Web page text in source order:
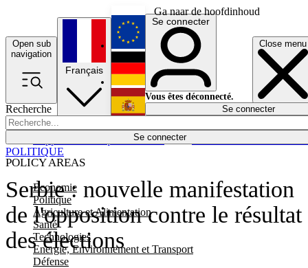
Ga naar de hoofdinhoud
Open sub
navigation
Close menu
Recherche
Se connecter
POLICY AREAS
Economie
Politique
Agriculture et Alimentation
Santé
Technologies
Energie, Environnement et Transport
Défense
Économie
Français
English
Deutsch
Español
Se connecter
Vous êtes déconnecté.
Se connecter
Serbie : nouvelle manifestation
de l'opposition contre le résultat
des élections
POLITIQUE